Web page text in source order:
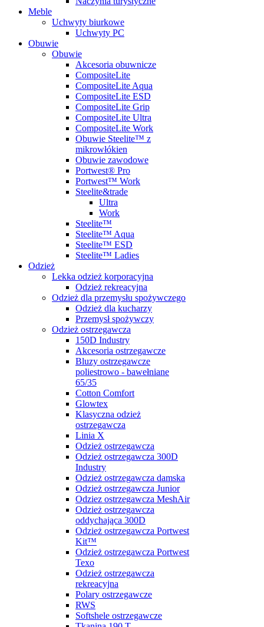
Meble
Uchwyty biurkowe
Uchwyty PC
Obuwie
Obuwie
Akcesoria obuwnicze
CompositeLite
CompositeLite Aqua
CompositeLite ESD
CompositeLite Grip
CompositeLite Ultra
CompositeLite Work
Obuwie Steelite™ z
mikrowłókien
Obuwie zawodowe
Portwest® Pro
Portwest™ Work
Steelite&trade
Ultra
Work
Steelite™
Steelite™ Aqua
Steelite™ ESD
Steelite™ Ladies
Odzież
Lekka odzież korporacyjna
Odzież rekreacyjna
Odzież dla przemysłu spożywczego
Odzież dla kucharzy
Przemysł spożywczy
Odzież ostrzegawcza
150D Industry
Akcesoria ostrzegawcze
Bluzy ostrzegawcze
poliestrowo - bawełniane
65/35
Cotton Comfort
Glowtex
Klasyczna odzież
ostrzegawcza
Linia X
Odzież ostrzegawcza
Odzież ostrzegawcza 300D
Industry
Odzież ostrzegawcza damska
Odzież ostrzegawcza Junior
Odziez ostrzegawcza MeshAir
Odzież ostrzegawcza
oddychająca 300D
Odzież ostrzegawcza Portwest
Kit™
Odzież ostrzegawcza Portwest
Texo
Odzież ostrzegawcza
rekreacyjna
Polary ostrzegawcze
RWS
Softshele ostrzegawcze